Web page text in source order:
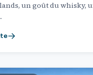
un goût du whisky,